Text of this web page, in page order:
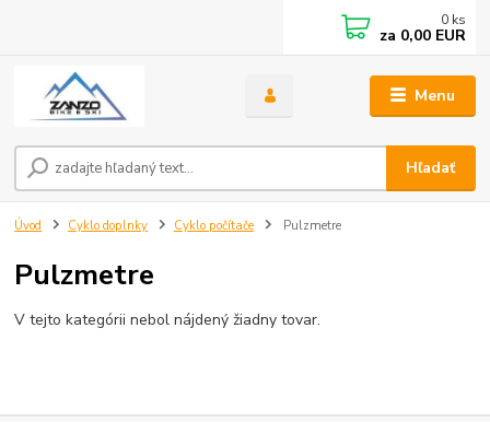
Menu
Hľadať
0 ks
za 0,00 EUR
Úvod Cyklo doplnky Cyklo počítače Pulzmetre
Pulzmetre
V tejto kategórii nebol nájdený žiadny tovar.